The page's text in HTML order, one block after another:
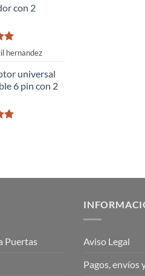
con 2
5
hernandez
universal
6 pin con 2
Puertas
Aviso Legal
Pagos, envíos